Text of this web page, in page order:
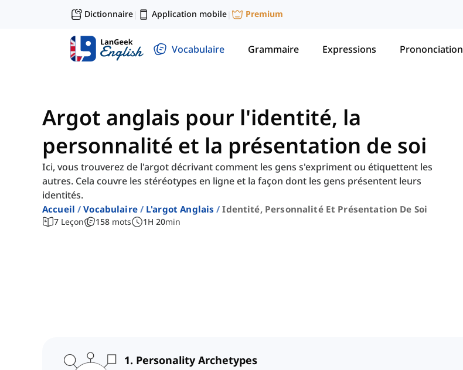
Dictionnaire| Application mobile| Premium
Vocabulaire Grammaire Expressions Prononciation
Argot anglais pour l'identité, la
personnalité et la présentation de soi
Ici, vous trouverez de l'argot décrivant comment les gens s'expriment ou étiquettent les
autres. Cela couvre les stéréotypes en ligne et la façon dont les gens présentent leurs
identités.
Accueil Vocabulaire L'argot Anglais Identité, Personnalité Et Présentation De Soi
7 Leçon 158 mots 1H 20min
1. Personality Archetypes